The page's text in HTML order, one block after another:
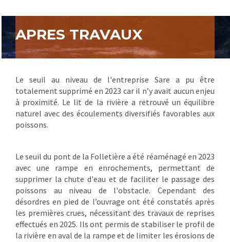
APRES TRAVAUX
Le seuil au niveau de l'entreprise Sare a pu être
totalement supprimé en 2023 car il n’y avait aucun enjeu
à proximité. Le lit de la rivière a retrouvé un équilibre
naturel avec des écoulements diversifiés favorables aux
poissons.
Le seuil du pont de la Folletière a été réaménagé en 2023
avec une rampe en enrochements, permettant de
supprimer la chute d'eau et de faciliter le passage des
poissons au niveau de l'obstacle. Cependant des
désordres en pied de l’ouvrage ont été constatés après
les premières crues, nécessitant des travaux de reprises
effectués en 2025. Ils ont permis de stabiliser le profil de
la rivière en aval de la rampe et de limiter les érosions de